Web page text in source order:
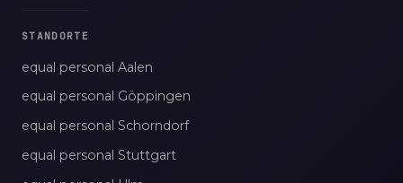
STANDORTE
equal personal Aalen
equal personal Göppingen
equal personal Schorndorf
equal personal Stuttgart